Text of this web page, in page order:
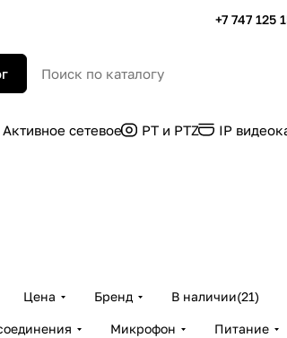
+7 747 125
Активное сетевое PT и PTZ IP
Цена Бренд В наличии(21)
Микрофон Питание